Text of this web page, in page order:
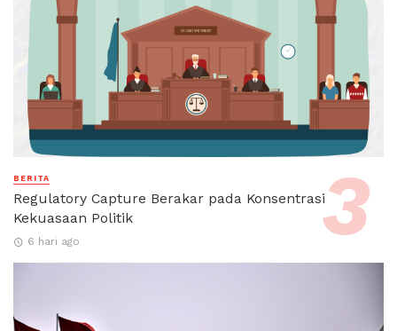
BERITA
Regulatory Capture Berakar pada Konsentrasi
Kekuasaan Politik
6 hari ago